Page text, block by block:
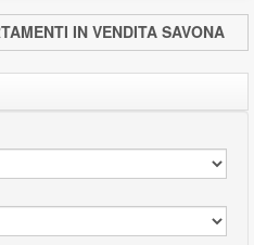
IN VENDITA SAVONA